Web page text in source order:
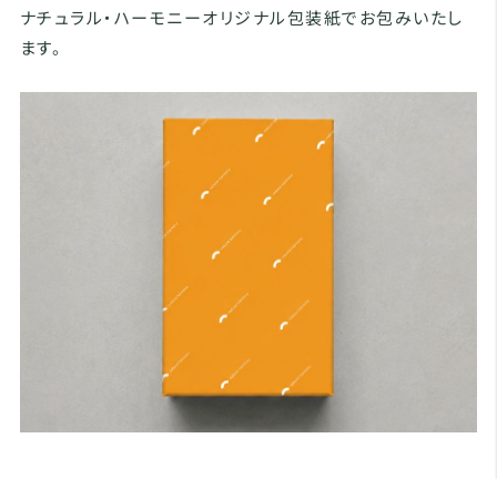
ナチュラル・ハーモニーオリジナル包装紙でお包みいたし
ます。